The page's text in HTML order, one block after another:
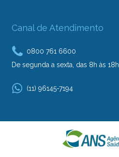
Canal de Atendimento
0800 761 6600
De segunda a sexta, das 8h às 18h.
(11) 96145-7194